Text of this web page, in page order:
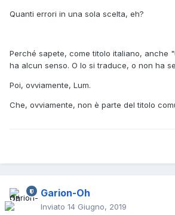
Quanti errori in una sola scelta, eh?
Perché sapete, come titolo italiano, anche
ha alcun senso. O lo si traduce, o non ha
Poi, ovviamente, Lum.
Che, ovviamente, non è parte del titolo
Garion-Oh
Inviato 14 Giugno, 2019